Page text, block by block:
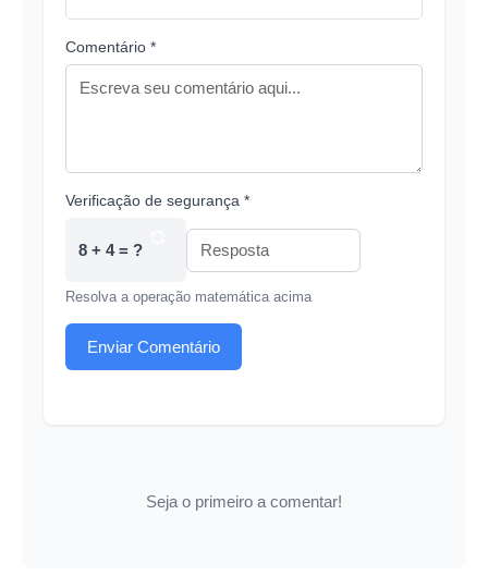
Comentário *
Verificação de segurança *
8 + 4 = ?
Resolva a operação matemática acima
Enviar Comentário
Seja o primeiro a comentar!